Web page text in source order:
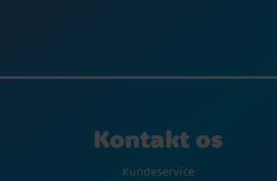
Kontakt os
Kundeservice